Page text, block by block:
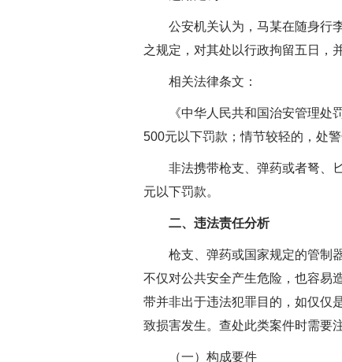
公安机关认为，马某在随身行李
之规定，对其处以行政拘留五日，
相关法律条文：
《中华人民共和国治安管理处罚
500元以下罚款；情节较轻的，处
非法携带枪支、弹药或者弩、匕
元以下罚款。
二、违法责任分析
枪支、弹药或国家规定的管制器
不仅对公共安全产生危险，也容易
带并非出于违法犯罪目的，如仅仅
致损害发生。查处此类案件时需要
（一）构成要件